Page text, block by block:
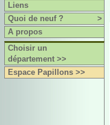
Liens
Quoi de neuf ?
>
A propos
Choisir un
département >>
Espace Papillons >>